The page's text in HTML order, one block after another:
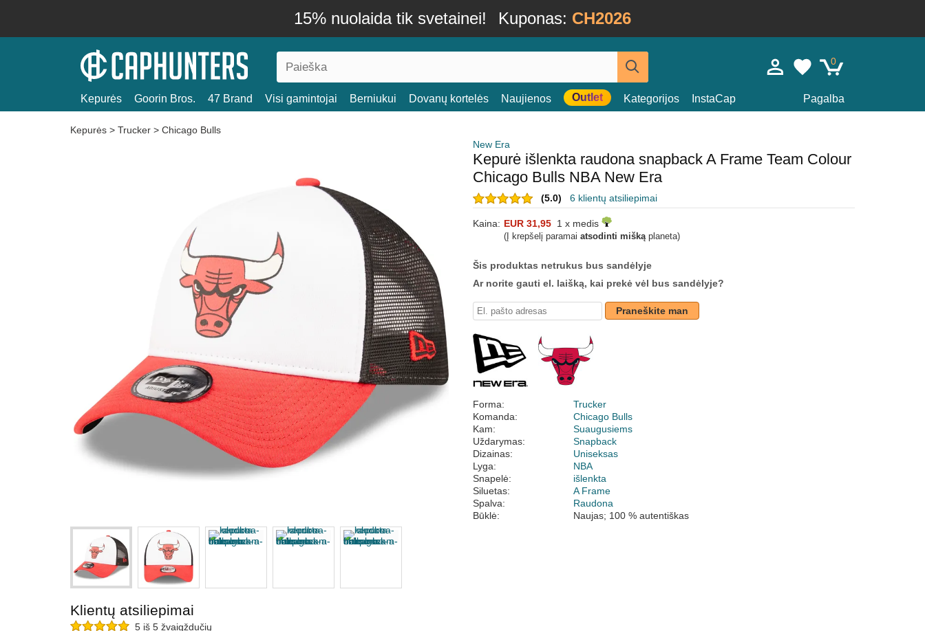
15% nuolaida tik svetainei! Kuponas: CH2026
0
Kepurės Goorin Bros. 47 Brand Visi gamintojai Berniukui Dovanų kortelės Naujienos Outlet Kategorijos InstaCap Pagalba
Kepurės > Trucker > Chicago Bulls
New Era
Kepurė išlenkta raudona snapback A Frame Team Colour
Chicago Bulls NBA New Era
(5.0) 6 klientų atsiliepimai
Kaina: EUR 31,95 1 x medis
(Į krepšelį paramai atsodinti miškąplaneta)
Šis produktas netrukus bus sandėlyje
Ar norite gauti el. laišką, kai prekė vėl bus sandėlyje?
Praneškite man
Forma:
Trucker
Komanda:
Chicago Bulls
Kam:
Suaugusiems
Uždarymas:
Snapback
Dizainas:
Uniseksas
Lyga:
NBA
Snapelė:
išlenkta
Siluetas:
A Frame
Spalva:
Raudona
Būklė:
Naujas; 100 % autentiškas
Klientų atsiliepimai
5 iš 5 žvaigždučių